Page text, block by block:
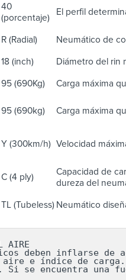
40
(porcentaje)
El perfil
R (Radial) Neumático de
18 (inch) Diámetro del rin
95 (690Kg) Carga máxima
95 (690kg) Carga máxima
Y (300km/h) Velocidad
C (4 ply)
Capacidad de
dureza del
TL (Tubeless) Neumático
AIRE
deben inflarse de
e índice de carga.
Si se encuentra una